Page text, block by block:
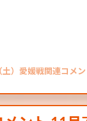
）愛媛戦関連コメン